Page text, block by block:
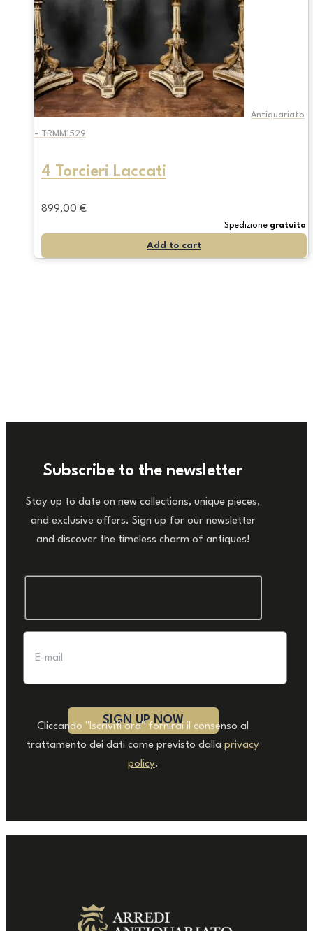
Antiquariato
- TRMM1529
4 Torcieri Laccati
899,00 €
Spedizione gratuita
Add to cart
Subscribe to the newsletter
Stay up to date on new collections, unique pieces,
and exclusive offers. Sign up for our newsletter
and discover the timeless charm of antiques!
Cliccando "Iscriviti ora" fornirai il consenso al
trattamento dei dati come previsto dallaprivacy
policy.